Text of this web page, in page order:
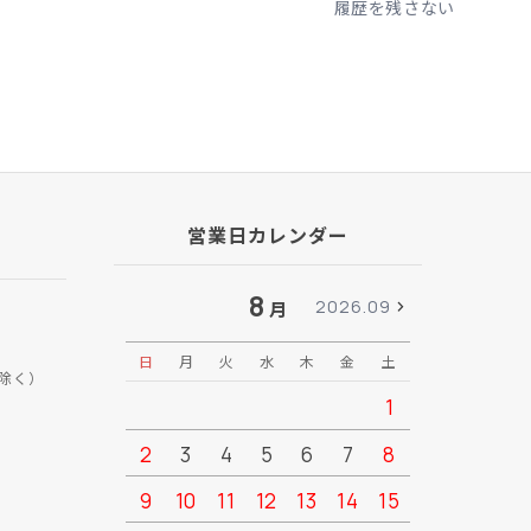
履歴を残さない
く）
営業日カレンダー
8 月 2026.09
日 月 火 水 木 金 土
1
2
3 4 5 6 7
8
9
10 11 12 13 14 15